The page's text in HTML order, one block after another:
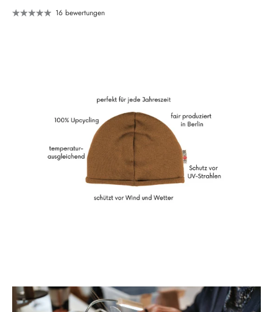
16 bewertungen
Melde dich jetzt für unseren Newsletter an und erhalte einen 10%
Willkommensrabatt auf deine erste Bestellung